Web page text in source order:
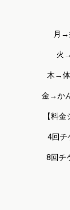
月→
火
木→体
金→か
【料
4回チ
8回チ